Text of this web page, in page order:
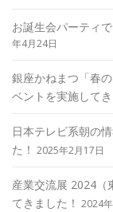
お誕生会パーティ
年4月24日
銀座かねまつ「春
ベントを実施してき
日本テレビ系朝の
た！ 2025年2月17日
産業交流展 2024（
てきました！ 2024